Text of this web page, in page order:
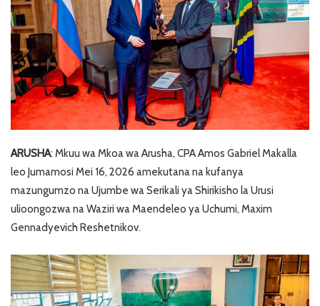
ARUSHA: Mkuu wa Mkoa wa Arusha, CPA Amos Gabriel Makalla
leo Jumamosi Mei 16, 2026 amekutana na kufanya
mazungumzo na Ujumbe wa Serikali ya Shirikisho la Urusi
ulioongozwa na Waziri wa Maendeleo ya Uchumi, Maxim
Gennadyevich Reshetnikov.